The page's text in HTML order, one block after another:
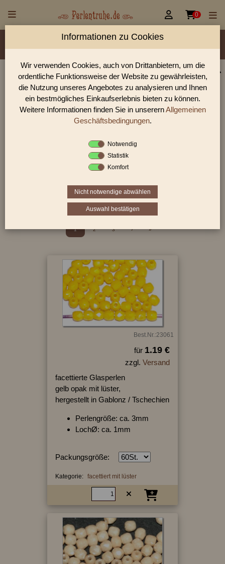
 0
Material/Glassorte Sorte/Form Farbe
Größen
Lochdurchmesser
Perlen Shop für facettierte Glasperlen facettiert
transparent mit lüster
In unserem Perlen Shop finden sie zahlreich facettierte
Glasperlen facettiert transparent mit lüster und viele weiter
Sie befinden sich in folgender Kategorie:
mit lüster
1 2 3 › »
Best.Nr.:23061
für 1.19 €
zzgl. Versand
facettierte Glasperlen
gelb opak mit lüster,
hergestellt in Gablonz / Tschechien
Perlengröße: ca. 3mm
LochØ: ca. 1mm
Packungsgröße:
Kategorie: facettiert mit lüster
Informationen zu Cookies
Wir verwenden Cookies, auch von Drittanbietern, um die
ordentliche Funktionsweise der Website zu gewährleisten,
die Nutzung unseres Angebotes zu analysieren und Ihnen
ein bestmögliches Einkaufserlebnis bieten zu können.
Weitere Informationen finden Sie in unserernAllgemeinen
Geschäftsbedingungen.
Notwendig
Statistik
Komfort
Nicht notwendige abwählen
Auswahl bestätigen